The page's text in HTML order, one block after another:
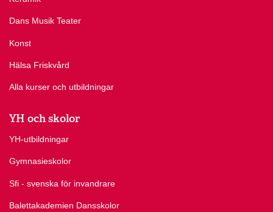
Dans Musik Teater
Konst
Hälsa Friskvård
Alla kurser och utbildningar
YH och skolor
YH-utbildningar
Gymnasieskolor
Sfi - svenska för invandrare
Balettakademien Dansskolor